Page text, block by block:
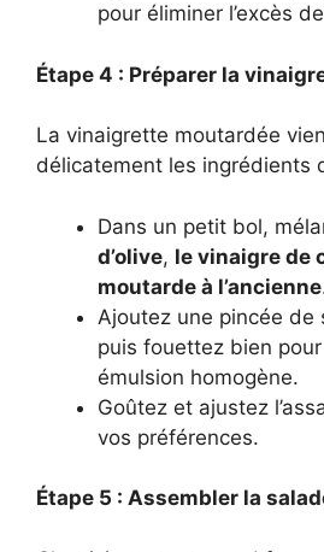
pour éliminer l’excès
Étape 4 : Préparer la
La vinaigrette moutardée
délicatement les ingrédients
Dans un petit bol,
d’olive, le vinaigre de
moutarde à l’ancienne
Ajoutez une pincée de
puis fouettez bien
émulsion homogène.
Goûtez et ajustez
vos préférences.
Étape 5 : Assembler la